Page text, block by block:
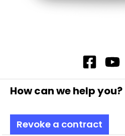
How can we help you?
Revoke a contract